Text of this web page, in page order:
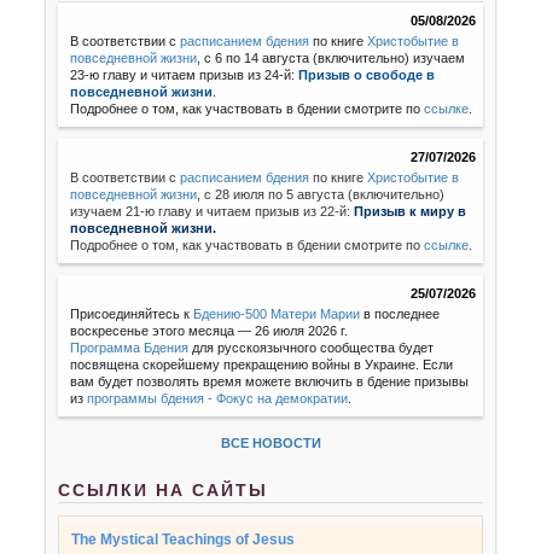
05/08/2026
В соответствии срасписанием бдения по книгеХристобытие в
повседневной жизни , с 6 по 14 августа (включительно) изучаем
23-ю главу и читаем призыв из 24-й:Призыв о свободе в
повседневной жизни
Подробнее о том, как участвовать в бдении смотрите поссылке
27/07/2026
В соответствии с расписанием бдения по книгеХристобытие в
повседневной жизни с 28 июля по 5 августа (включительно)
изучаем 21-ю главу и читаем призыв из 22-й:Призыв к миру в
повседневной жизни.
Подробнее о том, как участвовать в бдении смотрите поссылке
25/07/2026
Присоединяйтесь к Бдению-500 Матери Марии в последнее
воскресенье этого месяца — 26 июля 2026 г.
Программа Бдения для русскоязычного сообщества будет
посвящена скорейшему прекращению войны в Украине. Если
вам будет позволять время можете включить в бдение призывы
изпрограммы бдения - Фокус на демократии
ВСЕ НОВОСТИ
ССЫЛКИ НА САЙТЫ
The Mystical Teachings of Jesus